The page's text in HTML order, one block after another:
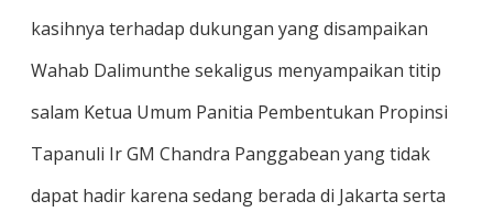
kasihnya terhadap dukungan yang disampaikan
Wahab Dalimunthe sekaligus menyampaikan titip
salam Ketua Umum Panitia Pembentukan Propinsi
Tapanuli Ir GM Chandra Panggabean yang tidak
dapat hadir karena sedang berada di Jakarta serta